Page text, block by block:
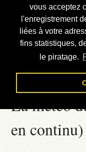
vous acceptez
l'enregistrement
liées à votre
fins statistiques,
le piratage.
Annonces
Liens externes
Téléchargement
Contact
La météo
en continu)